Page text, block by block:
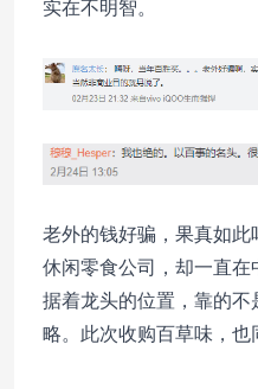
实在不明智。
老外的钱好骗，果真如
休闲零食公司，却一直
据着龙头的位置，靠的
略。此次收购百草味，也